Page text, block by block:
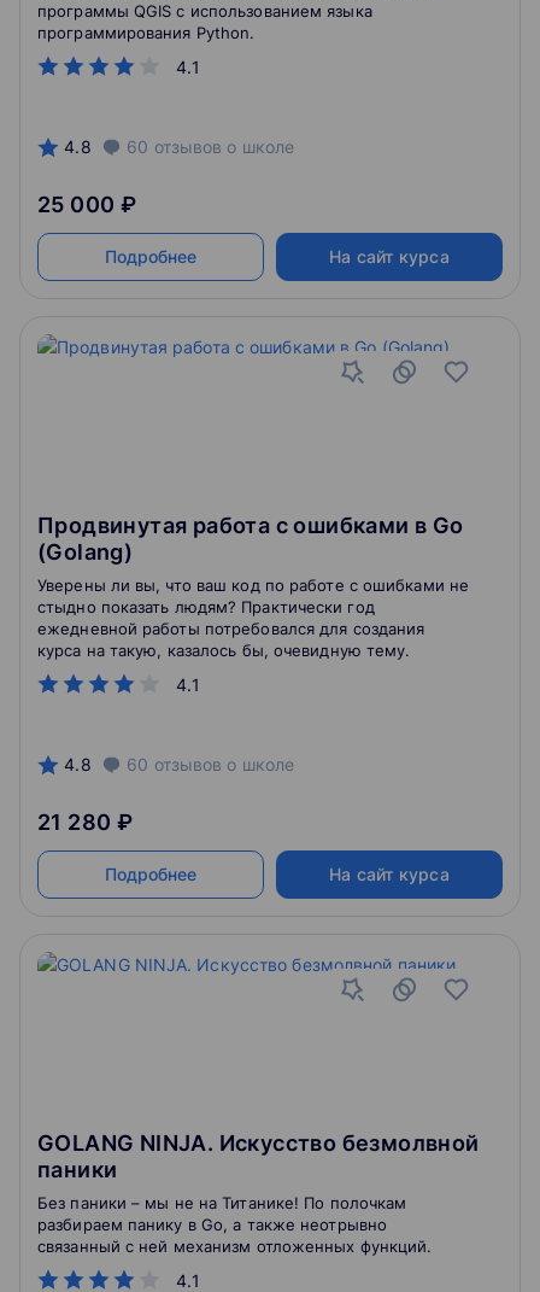
4.1
программы QGIS с использованием языка
программирования Python.
4.8 60 отзывов о школе
25 000 ₽
Подробнее На сайт курса
Продвинутая работа с ошибками в Go
(Golang)
4.1
Уверены ли вы, что ваш код по работе с ошибками не
стыдно показать людям? Практически год
ежедневной работы потребовался для создания
курса на такую, казалось бы, очевидную тему.
4.8 60 отзывов о школе
21 280 ₽
Подробнее На сайт курса
GOLANG NINJA. Искусство безмолвной
паники
4.1
Без паники – мы не на Титанике! По полочкам
разбираем панику в Go, а также неотрывно
связанный с ней механизм отложенных функций.